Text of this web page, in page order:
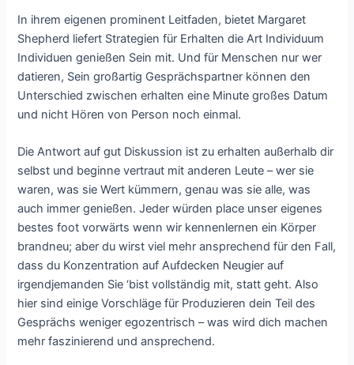
In ihrem eigenen prominent Leitfaden, bietet Margaret
Shepherd liefert Strategien für Erhalten die Art Individuum
Individuen genießen Sein mit. Und für Menschen nur wer
datieren, Sein großartig Gesprächspartner können den
Unterschied zwischen erhalten eine Minute großes Datum
und nicht Hören von Person noch einmal.
Die Antwort auf gut Diskussion ist zu erhalten außerhalb dir
selbst und beginne vertraut mit anderen Leute – wer sie
waren, was sie Wert kümmern, genau was sie alle, was
auch immer genießen. Jeder würden place unser eigenes
bestes foot vorwärts wenn wir kennenlernen ein Körper
brandneu; aber du wirst viel mehr ansprechend für den Fall,
dass du Konzentration auf Aufdecken Neugier auf
irgendjemanden Sie ‘bist vollständig mit, statt geht. Also
hier sind einige Vorschläge für Produzieren dein Teil des
Gesprächs weniger egozentrisch – was wird dich machen
mehr faszinierend und ansprechend.